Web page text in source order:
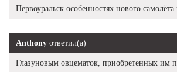
Первоуральск особенностях нового
Anthony ответил(а)
Глазуновым овцематок, приобретенных им